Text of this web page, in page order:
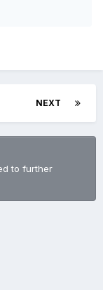
NEXT
to further